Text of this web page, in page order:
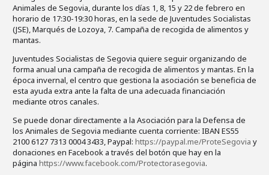
Animales de Segovia, durante los días 1, 8, 15 y 22 de febrero en
horario de 17:30-19:30 horas, en la sede de Juventudes Socialistas
(JSE), Marqués de Lozoya, 7. Campaña de recogida de alimentos y
mantas.
Juventudes Socialistas de Segovia quiere seguir organizando de
forma anual una campaña de recogida de alimentos y mantas. En la
época invernal, el centro que gestiona la asociación se beneficia de
esta ayuda extra ante la falta de una adecuada financiación
mediante otros canales.
Se puede donar directamente a la Asociación para la Defensa de
los Animales de Segovia mediante cuenta corriente: IBAN ES55
2100 6127 7313 0004 3433, Paypal: https://paypal.me/ProteSegovia y
donaciones en Facebook a través del botón que hay en la
página https://www.facebook.com/Protectorasegovia.